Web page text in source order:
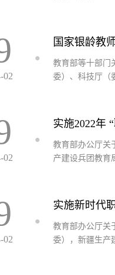
02
国家银龄教
教育部等十部门
委）、科技厅（
02
实施2022年
教育部办公厅关
产建设兵团教
02
实施新时代
教育部办公厅关
委），新疆生